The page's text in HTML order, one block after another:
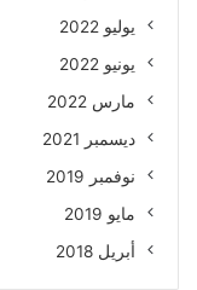
يوليو 2022
يونيو 2022
مارس 2022
ديسمبر 2021
نوفمبر 2019
مايو 2019
أبريل 2018